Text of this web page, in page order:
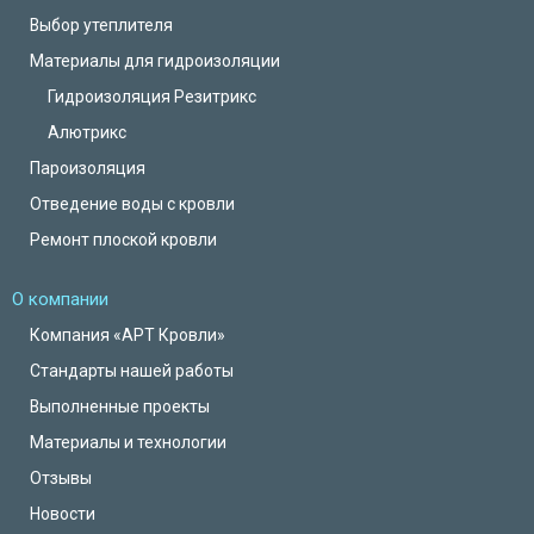
Выбор утеплителя
Материалы для гидроизоляции
Гидроизоляция Резитрикс
Алютрикс
Пароизоляция
Отведение воды с кровли
Ремонт плоской кровли
О компании
Компания «АРТ Кровли»
Стандарты нашей работы
Выполненные проекты
Материалы и технологии
Отзывы
Новости